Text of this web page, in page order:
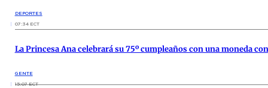
DEPORTES
07:34 ECT
La Princesa Ana celebrará su 75º cumpleaños con una moneda
GENTE
15:07 ECT